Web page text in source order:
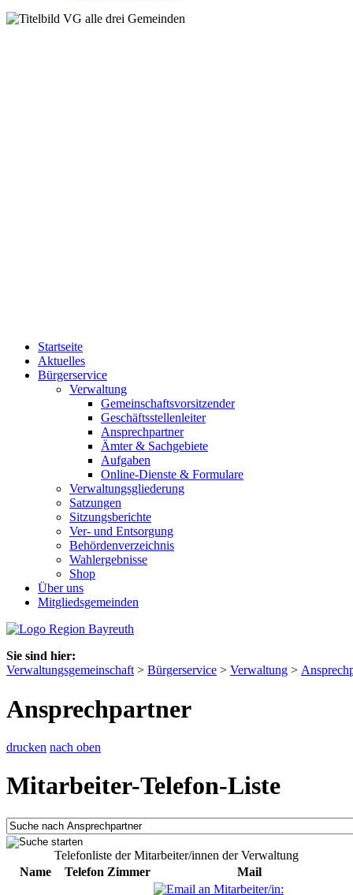
Startseite
Aktuelles
Bürgerservice
Verwaltung
Gemeinschaftsvorsitzender
Geschäftsstellenleiter
Ansprechpartner
Ämter & Sachgebiete
Aufgaben
Online-Dienste & Formulare
Verwaltungsgliederung
Satzungen
Sitzungsberichte
Ver- und Entsorgung
Behördenverzeichnis
Wahlergebnisse
Shop
Über uns
Mitgliedsgemeinden
Sie sind hier:
Verwaltungsgemeinschaft > Bürgerservice > Verwaltung >
Ansprechpartner
drucken nach oben
Mitarbeiter-Telefon-Liste
Telefonliste der Mitarbeiter/innen der Verwaltung
Name
Telefon Zimmer Mail